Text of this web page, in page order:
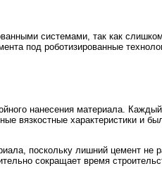
системами, так как
под роботизированные
нанесения материала.
вязкостные характеристики и
поскольку лишний цемент не
сокращает время